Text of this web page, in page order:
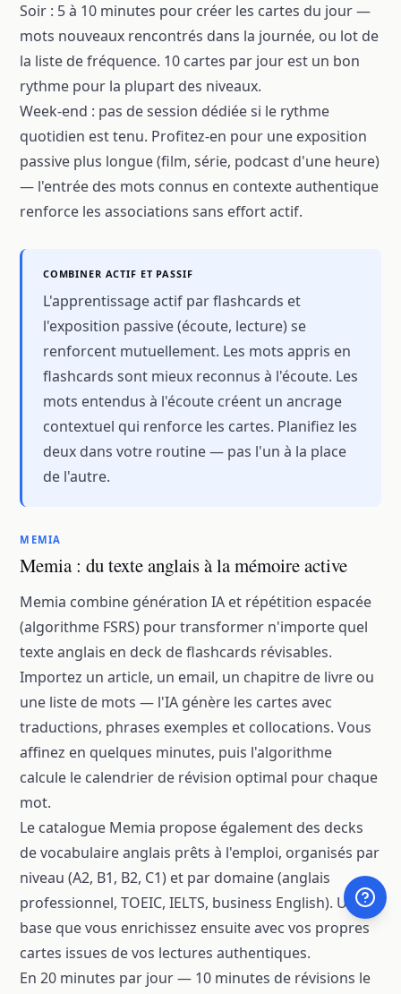
Soir : 5 à 10 minutes pour créer les cartes du jour —
mots nouveaux rencontrés dans la journée, ou lot de
la liste de fréquence. 10 cartes par jour est un bon
rythme pour la plupart des niveaux.
Week-end : pas de session dédiée si le rythme
quotidien est tenu. Profitez-en pour une exposition
passive plus longue (film, série, podcast d'une heure)
— l'entrée des mots connus en contexte authentique
renforce les associations sans effort actif.
COMBINER ACTIF ET PASSIF
L'apprentissage actif par flashcards et
l'exposition passive (écoute, lecture) se
renforcent mutuellement. Les mots appris en
flashcards sont mieux reconnus à l'écoute. Les
mots entendus à l'écoute créent un ancrage
contextuel qui renforce les cartes. Planifiez les
deux dans votre routine — pas l'un à la place
de l'autre.
MEMIA
Memia : du texte anglais à la mémoire active
Memia combine génération IA et répétition espacée
(algorithme FSRS) pour transformer n'importe quel
texte anglais en deck de flashcards révisables.
Importez un article, un email, un chapitre de livre ou
une liste de mots — l'IA génère les cartes avec
traductions, phrases exemples et collocations. Vous
affinez en quelques minutes, puis l'algorithme
calcule le calendrier de révision optimal pour chaque
mot.
Le catalogue Memia propose également des decks
de vocabulaire anglais prêts à l'emploi, organisés par
niveau (A2, B1, B2, C1) et par domaine (anglais
professionnel, TOEIC, IELTS, business English). Une
base que vous enrichissez ensuite avec vos propres
cartes issues de vos lectures authentiques.
En 20 minutes par jour — 10 minutes de révisions le